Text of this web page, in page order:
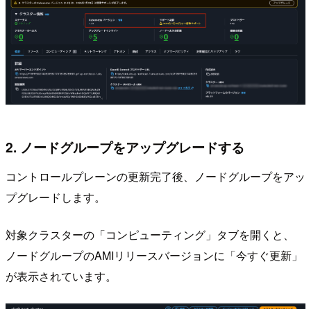
2. ノードグループをアップグレードする
コントロールプレーンの更新完了後、ノードグループをアッ
プグレードします。
対象クラスターの「コンピューティング」タブを開くと、
ノードグループのAMIリリースバージョンに「今すぐ更新」
が表示されています。